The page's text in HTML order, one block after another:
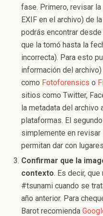
fase. Primero, revisar
EXIF en el archivo) de
podrás encontrar
que la tomó hasta la
incorrecta). Para esto
información del
como Fotoforensics o
sitios como Twitter,
la metadata del archivo
plataformas. El
simplemente en
permitan dar con
Confirmar que la
contexto. Es decir,
#tsunami cuando se
año anterior. Para
Barot recomienda